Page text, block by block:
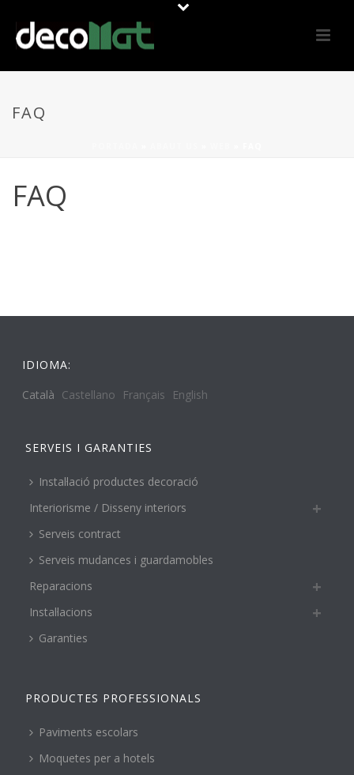
FAQ
FAQ
IDIOMA:
Català Castellano Français English
SERVEIS I GARANTIES
Instal·lació productes decoració
Interiorisme / Disseny interiors
Serveis contract
Serveis mudances i guardamobles
Reparacions
Instal·lacions
Garanties
PRODUCTES PROFESSIONALS
Paviments escolars
Moquetes per a hotels